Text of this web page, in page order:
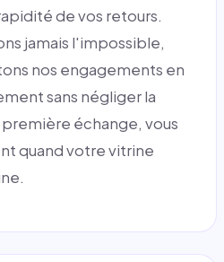
de vos retours.
jamais l'impossible,
nos engagements en
sans négliger la
échange, vous
quand votre vitrine